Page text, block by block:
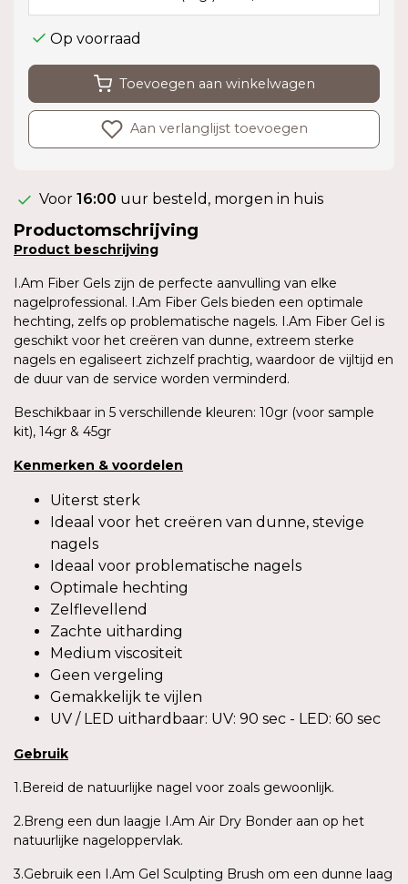
Op voorraad
Toevoegen aan winkelwagen
Aan verlanglijst toevoegen
Voor 16:00 uur besteld, morgen in huis
Productomschrijving
Product beschrijving
I.Am Fiber Gels zijn de perfecte aanvulling van elke
nagelprofessional. I.Am Fiber Gels bieden een optimale
hechting, zelfs op problematische nagels. I.Am Fiber Gel is
geschikt voor het creëren van dunne, extreem sterke
nagels en egaliseert zichzelf prachtig, waardoor de vijltijd en
de duur van de service worden verminderd.
Beschikbaar in 5 verschillende kleuren: 10gr (voor sample
kit), 14gr & 45gr
Kenmerken & voordelen
Uiterst sterk
Ideaal voor het creëren van dunne, stevige
nagels
Ideaal voor problematische nagels
Optimale hechting
Zelflevellend
Zachte uitharding
Medium viscositeit
Geen vergeling
Gemakkelijk te vijlen
UV / LED uithardbaar: UV: 90 sec - LED: 60 sec
Gebruik
1.Bereid de natuurlijke nagel voor zoals gewoonlijk.
2.Breng een dun laagje I.Am Air Dry Bonder aan op het
natuurlijke nageloppervlak.
3.Gebruik een I.Am Gel Sculpting Brush om een dunne laag